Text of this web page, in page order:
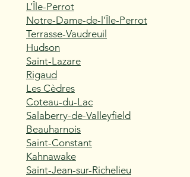
L’Île-Perrot
Notre-Dame-de-l’Île-Perrot
Terrasse-Vaudreuil
Hudson
Saint-Lazare
Rigaud
Les Cèdres
Coteau-du-Lac
Salaberry-de-Valleyfield
Beauharnois
Saint-Constant
Kahnawake
Saint-Jean-sur-Richelieu